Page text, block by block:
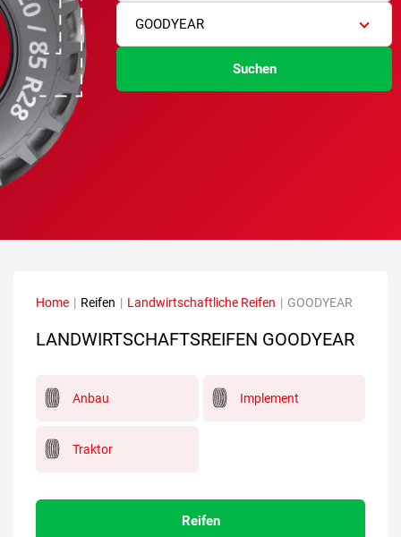
GOODYEAR
Suchen
Home | Reifen | Landwirtschaftliche Reifen | GOODYEAR
LANDWIRTSCHAFTSREIFEN GOODYEAR
Anbau Implement
Traktor
Reifen